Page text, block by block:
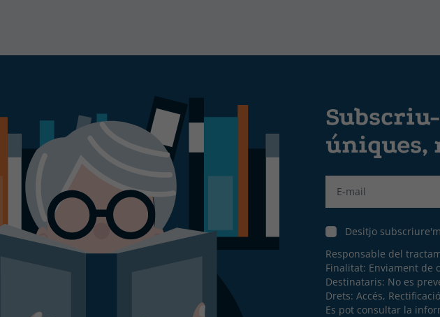
úniques,
Desitjo
Responsable del
Finalitat: Enviament de
Destinataris: No es
Drets: Accés,
Es pot consultar la